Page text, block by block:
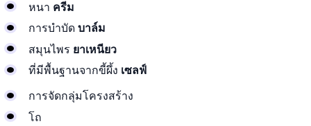
หนา ครีม
การบำบัด บาล์ม
สมุนไพร ยาเหนียว
ที่มีพื้นฐานจากขี้ผึ้ง เซลฟ์
การจัดกลุ่มโครงสร้าง
โถ